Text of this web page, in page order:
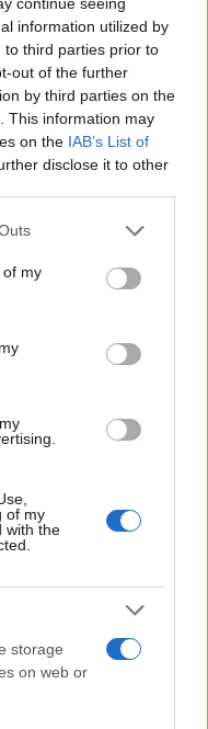
information utilized by
to third parties prior to
out of the further
by third parties on the
This information may
on the IAB’s List of
disclose it to other
one or more Google
You may click to
its third-party tags to
in below Google
of my
of my
with the
storage
on web or
per un dossier
comunale di
archivio; è
con analisi
partecipa a tavole
urbana.